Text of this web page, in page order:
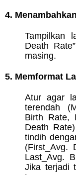
4.
Tampilkan
Death
masing.
5. Memformat
Atur agar
terendah
Birth Rate,
Death
tindih
(First_Avg.
Last_Avg.
Jika terjadi